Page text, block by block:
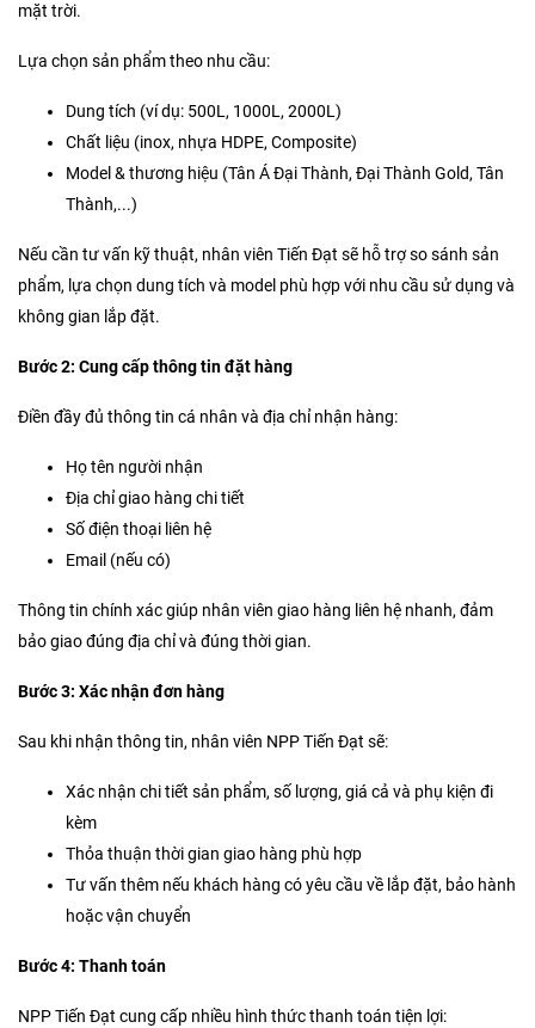
mặt trời.
Lựa chọn sản phẩm theo nhu cầu:
Dung tích (ví dụ: 500L, 1000L, 2000L)
Chất liệu (inox, nhựa HDPE, Composite)
Model & thương hiệu (Tân Á Đại Thành, Đại Thành Gold, Tân
Thành,...)
Nếu cần tư vấn kỹ thuật, nhân viên Tiến Đạt sẽ hỗ trợ so sánh sản
phẩm, lựa chọn dung tích và model phù hợp với nhu cầu sử dụng và
không gian lắp đặt.
Bước 2: Cung cấp thông tin đặt hàng
Điền đầy đủ thông tin cá nhân và địa chỉ nhận hàng:
Họ tên người nhận
Địa chỉ giao hàng chi tiết
Số điện thoại liên hệ
Email (nếu có)
Thông tin chính xác giúp nhân viên giao hàng liên hệ nhanh, đảm
bảo giao đúng địa chỉ và đúng thời gian.
Bước 3: Xác nhận đơn hàng
Sau khi nhận thông tin, nhân viên NPP Tiến Đạt sẽ:
Xác nhận chi tiết sản phẩm, số lượng, giá cả và phụ kiện đi
kèm
Thỏa thuận thời gian giao hàng phù hợp
Tư vấn thêm nếu khách hàng có yêu cầu về lắp đặt, bảo hành
hoặc vận chuyển
Bước 4: Thanh toán
NPP Tiến Đạt cung cấp nhiều hình thức thanh toán tiện lợi: